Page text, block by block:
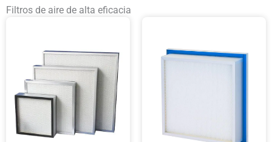
Filtros de aire de alta eficacia